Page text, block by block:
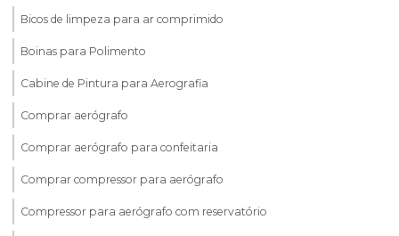
Bicos de limpeza para ar comprimido
Boinas para Polimento
Cabine de Pintura para Aerografia
Comprar aerógrafo
Comprar aerógrafo para confeitaria
Comprar compressor para aerógrafo
Compressor para aerógrafo com reservatório